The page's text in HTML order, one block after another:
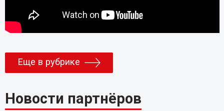
Еще в рубрике
Новости партнёров